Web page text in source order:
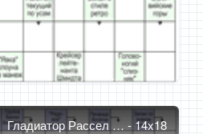
Гладиатор Рассел … - 14x18